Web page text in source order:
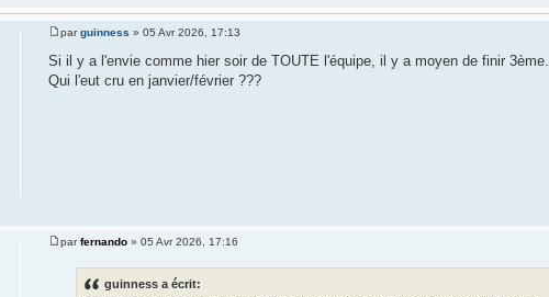
parguinness » 05 Avr 2026, 17:13
Si il y a l'envie comme hier soir de TOUTE l'équipe, il y a moyen de finir 3ème.
Qui l'eut cru en janvier/février ???
parfernando» 05 Avr 2026, 17:16
guinness a écrit: